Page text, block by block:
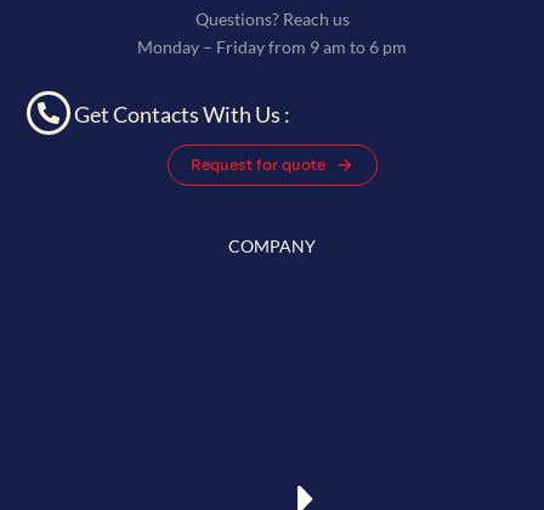
Questions? Reach us
Monday – Friday from 9 am to 6 pm
Get Contacts With Us :
Request for quote
COMPANY